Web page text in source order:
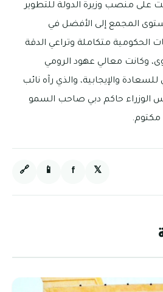
على منصب وزيرة الدولة للتطوير
المجمع إلى الأفضل في
الحكومية متكاملة وتراعي الدقة
وكانت معالي عهود الرومي
والإيجابية، والذي رآه نائب
الوزراء حاكم دبي صاحب السمو
𝕏
f
📱
🔗